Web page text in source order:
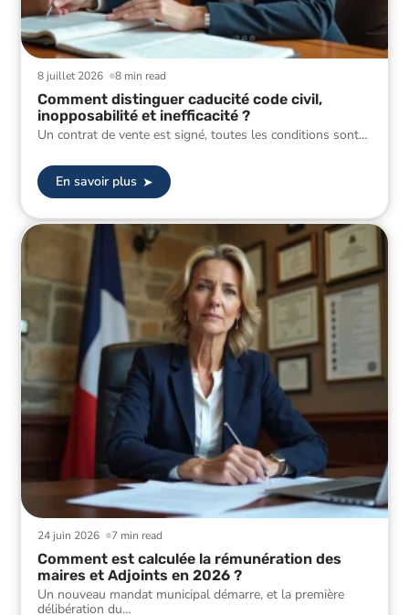
8 min read
8 juillet 2026
Comment distinguer caducité code civil,
inopposabilité et inefficacité ?
Un contrat de vente est signé, toutes les conditions sont…
En savoir plus
7 min read
24 juin 2026
Comment est calculée la rémunération des
maires et Adjoints en 2026 ?
Un nouveau mandat municipal démarre, et la première
délibération du…